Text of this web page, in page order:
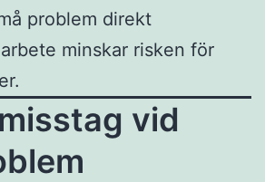
problem direkt
minskar risken för
vid